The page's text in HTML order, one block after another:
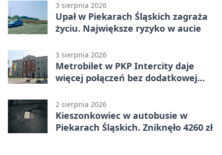
3 sierpnia 2026
Upał w Piekarach Śląskich zagraża
życiu. Największe ryzyko w aucie
3 sierpnia 2026
Metrobilet w PKP Intercity daje
więcej połączeń bez dodatkowej
2 sierpnia 2026
Kieszonkowiec w autobusie w
Piekarach Śląskich. Zniknęło 4260 zł